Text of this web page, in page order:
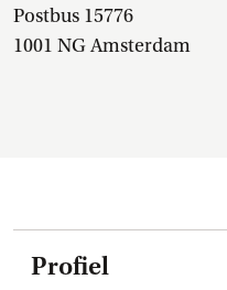
Postbus 15776
1001 NG Amsterdam
Profiel